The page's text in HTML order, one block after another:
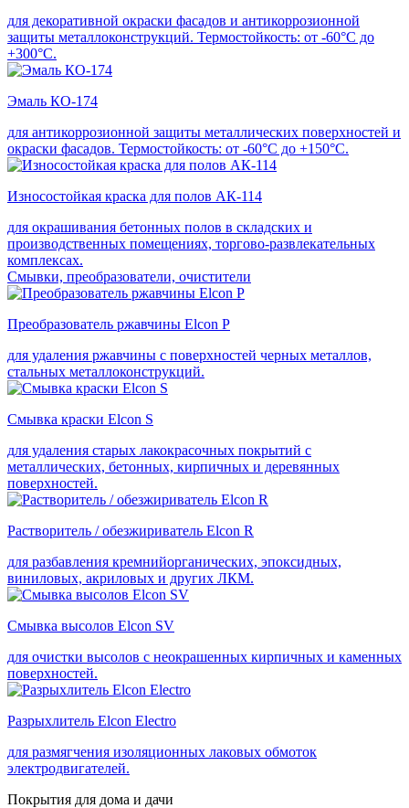
для декоративной окраски фасадов и антикоррозионной
защиты металлоконструкций. Термостойкость: от -60°С до
+300°С.
Эмаль КО-174
для антикоррозионной защиты металлических поверхностей и
окраски фасадов. Термостойкость: от -60°С до +150°С.
Износостойкая краска для полов АК-114
для окрашивания бетонных полов в складских и
производственных помещениях, торгово-развлекательных
комплексах.
Смывки, преобразователи, очистители
Преобразователь ржавчины Elcon P
для удаления ржавчины с поверхностей черных металлов,
стальных металлоконструкций.
Смывка краски Elcon S
для удаления старых лакокрасочных покрытий с
металлических, бетонных, кирпичных и деревянных
поверхностей.
Растворитель / обезжириватель Elcon R
для разбавления кремнийорганических, эпоксидных,
виниловых, акриловых и других ЛКМ.
Смывка высолов Elcon SV
для очистки высолов с неокрашенных кирпичных и каменных
поверхностей.
Разрыхлитель Elcon Electro
для размягчения изоляционных лаковых обмоток
электродвигателей.
Покрытия для дома и дачи